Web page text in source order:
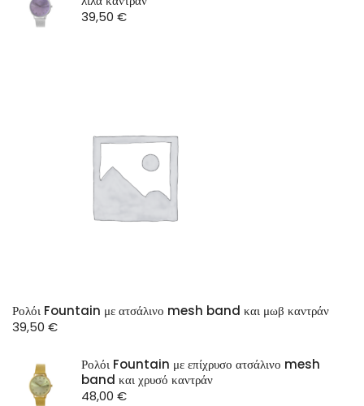
39,50 €
Ρολόι Fountain με ατσάλινο mesh band και μωβ καντράν
39,50 €
Ρολόι Fountain με επίχρυσο ατσάλινο mesh
band και χρυσό καντράν
48,00 €